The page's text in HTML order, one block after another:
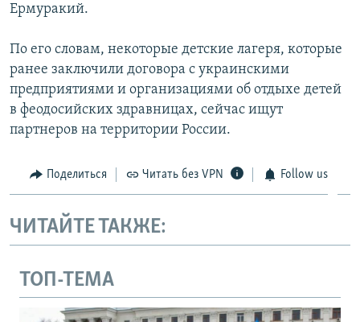
Ермуракий.
По его словам, некоторые детские лагеря, которые
ранее заключили договора с украинскими
предприятиями и организациями об отдыхе детей
в феодосийских здравницах, сейчас ищут
партнеров на территории России.
Поделиться Читать без VPN Follow us
ЧИТАЙТЕ ТАКЖЕ:
ТОП-ТЕМА